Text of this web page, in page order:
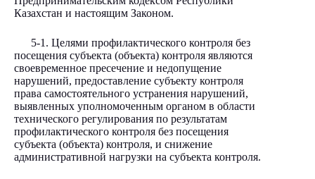
Казахстан и настоящим Законом.
5-1. Целями профилактического контроля без
посещения субъекта (объекта) контроля являются
своевременное пресечение и недопущение
нарушений, предоставление субъекту контроля
права самостоятельного устранения нарушений,
выявленных уполномоченным органом в области
технического регулирования по результатам
профилактического контроля без посещения
субъекта (объекта) контроля, и снижение
административной нагрузки на субъекта контроля.